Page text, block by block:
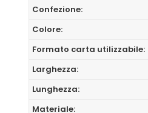
Confezione:
Colore:
Formato carta utilizzabile:
Larghezza:
Lunghezza:
Materiale: